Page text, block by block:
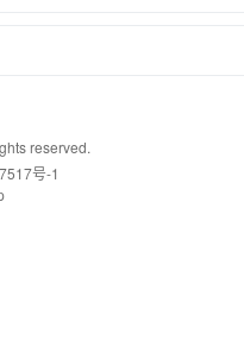
reserved.
号-1